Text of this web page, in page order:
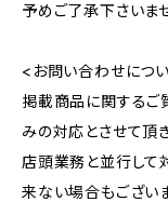
予めご了承下さいませ
<お問い合わせにつ
掲載商品に関するご
みの対応とさせて頂き
店頭業務と並行して
来ない場合もございま